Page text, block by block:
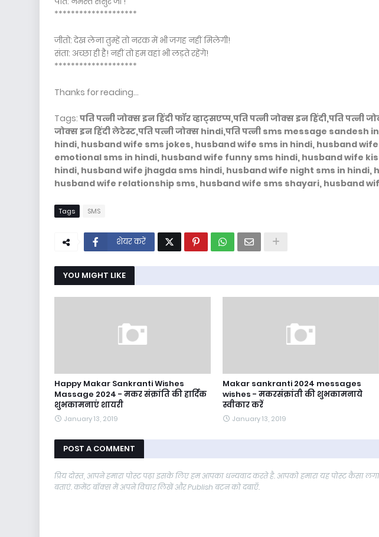
********************
जीतो: देख लेना तुम्हें तो नरक में भी जगह नहीं मिलेगी!
संता: अच्छा ही है! नहीं तो हम वहां भी लड़ते रहेंगे!
********************
Thanks for reading...
Tags: पति पत्नी जोक्स इन हिंदी फॉर व्हाट्सएप्प,पति पत्नी जोक्स इन हिंदी,पति पत्नी
जोक्स इन हिंदी लेटेस्ट,पति पत्नी जोक्स hindi,पति पत्नी sms message
hindi, husband wife sms jokes, husband wife sms in hindi, husband
emotional sms in hindi, husband wife funny sms hindi, husband wife
hindi, husband wife jhagda sms hindi, husband wife night sms in hindi,
husband wife relationship sms, husband wife sms shayari, husband
Tags SMS
शेयर करें
YOU MIGHT LIKE
Happy Makar Sankranti Wishes
Massage 2024 - मकर संक्रांति की हार्दिक
शुभकामनाएं शायरी
January 13, 2019
Makar sankranti 2024 messages
wishes - मकरसंक्रांती की शुभकामनाये
स्वीकार करें
January 13, 2019
POST A COMMENT
प्रिय दोस्त, आपने हमारा पोस्ट पढ़ा इसके लिए हम आपका धन्यवाद करते है. आपको हमारा यह पोस्ट
बताएं. कमेंट बॉक्स में अपने विचार लिखें और Publish बटन को दबाएँ.